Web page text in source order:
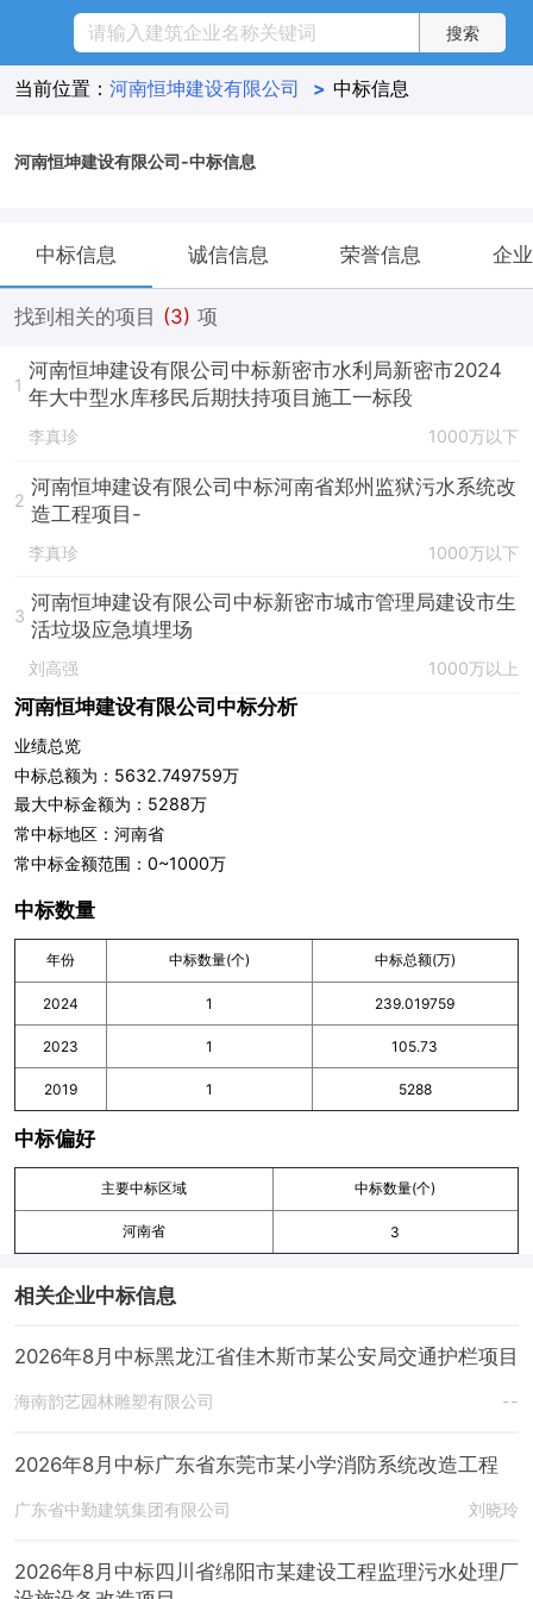
当前位置： 河南恒坤建设有限公司 > 中标信息
河南恒坤建设有限公司-中标信息
中标信息 诚信信息 荣誉信息 企
找到相关的项目 (3) 项
1
河南恒坤建设有限公司中标新密市水利局新密市2024
年大中型水库移民后期扶持项目施工一标段
李真珍 1000万以下
2
河南恒坤建设有限公司中标河南省郑州监狱污水系统改
造工程项目-
李真珍 1000万以下
3
河南恒坤建设有限公司中标新密市城市管理局建设市生
活垃圾应急填埋场
刘高强 1000万以上
河南恒坤建设有限公司中标分析
业绩总览
中标总额为：5632.749759万
最大中标金额为：5288万
常中标地区：河南省
常中标金额范围：0~1000万
中标数量
年份 中标数量(个) 中标总额(万)
2024 1 239.019759
2023 1 105.73
2019 1 5288
中标偏好
主要中标区域 中标数量(个)
河南省 3
相关企业中标信息
2026年8月中标黑龙江省佳木斯市某公安局交通护栏项目
海南韵艺园林雕塑有限公司 --
2026年8月中标广东省东莞市某小学消防系统改造工程
广东省中勤建筑集团有限公司 刘晓玲
2026年8月中标四川省绵阳市某建设工程监理污水处理厂